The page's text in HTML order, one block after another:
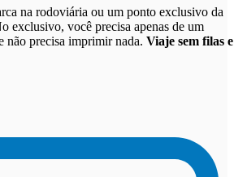
na rodoviária ou um ponto exclusivo da
exclusivo, você precisa apenas de um
não precisa imprimir nada. Viaje sem filas e